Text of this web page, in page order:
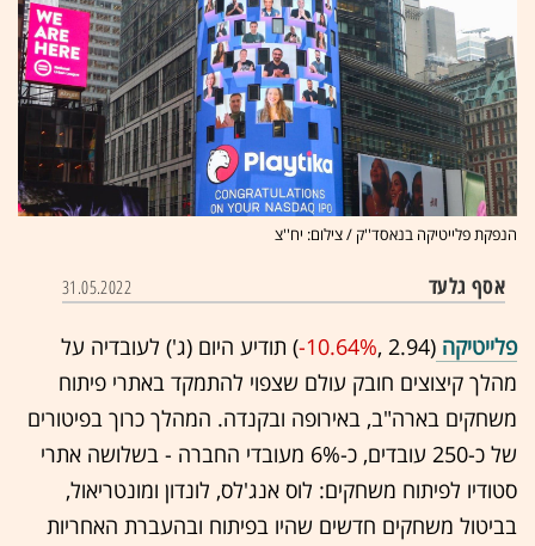
הנפקת פלייטיקה בנאסד''ק / צילום: יח''צ
אסף גלעד 31.05.2022
פלייטיקה (2.94 ,‎
-10.64%‏) תודיע היום (ג') לעובדיה על
מהלך קיצוצים חובק עולם שצפוי להתמקד באתרי פיתוח
משחקים בארה"ב, באירופה ובקנדה. המהלך כרוך בפיטורים
של כ-250 עובדים, כ-6% מעובדי החברה - בשלושה אתרי
סטודיו לפיתוח משחקים: לוס אנג'לס, לונדון ומונטריאול,
בביטול משחקים חדשים שהיו בפיתוח ובהעברת האחריות